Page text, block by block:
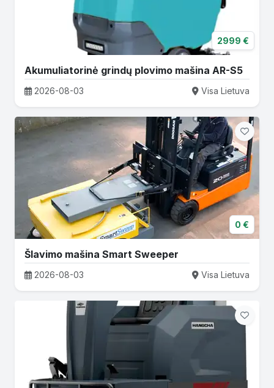
2999 €
Akumuliatorinė grindų plovimo mašina AR-S5
2026-08-03 Visa Lietuva
0 €
Šlavimo mašina Smart Sweeper
2026-08-03 Visa Lietuva